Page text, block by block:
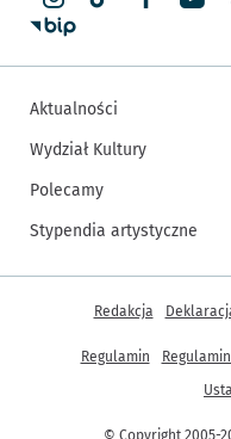
Aktualności
Wydział Kultury
Polecamy
Stypendia artystyczne
© Copyright 2005-
Inne informacje
Redakcja
Regulamin